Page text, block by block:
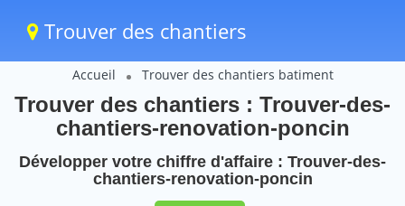
Trouver des chantiers
Accueil Trouver des chantiers batiment
Trouver des chantiers : Trouver-des-
chantiers-renovation-poncin
Développer votre chiffre d'affaire : Trouver-des-
chantiers-renovation-poncin